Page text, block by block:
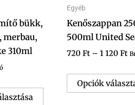
bükk,
merbau,
310ml
termékoldalon
választhatók
Egyéb
Kenőszappan
500ml United
720 Ft – 1 120 Ft
Opciók